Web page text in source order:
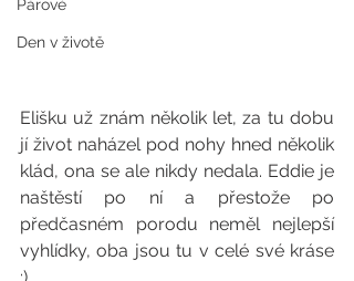
Párové
Den v životě
Elišku už znám několik let, za tu dobu
jí život naházel pod nohy hned několik
klád, ona se ale nikdy nedala. Eddie je
naštěstí po ní a přestože po
předčasném porodu neměl nejlepší
vyhlídky, oba jsou tu v celé své kráse